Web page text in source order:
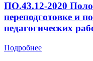
ПО.43.12-2020
переподготовке и
педагогических
Подробнее